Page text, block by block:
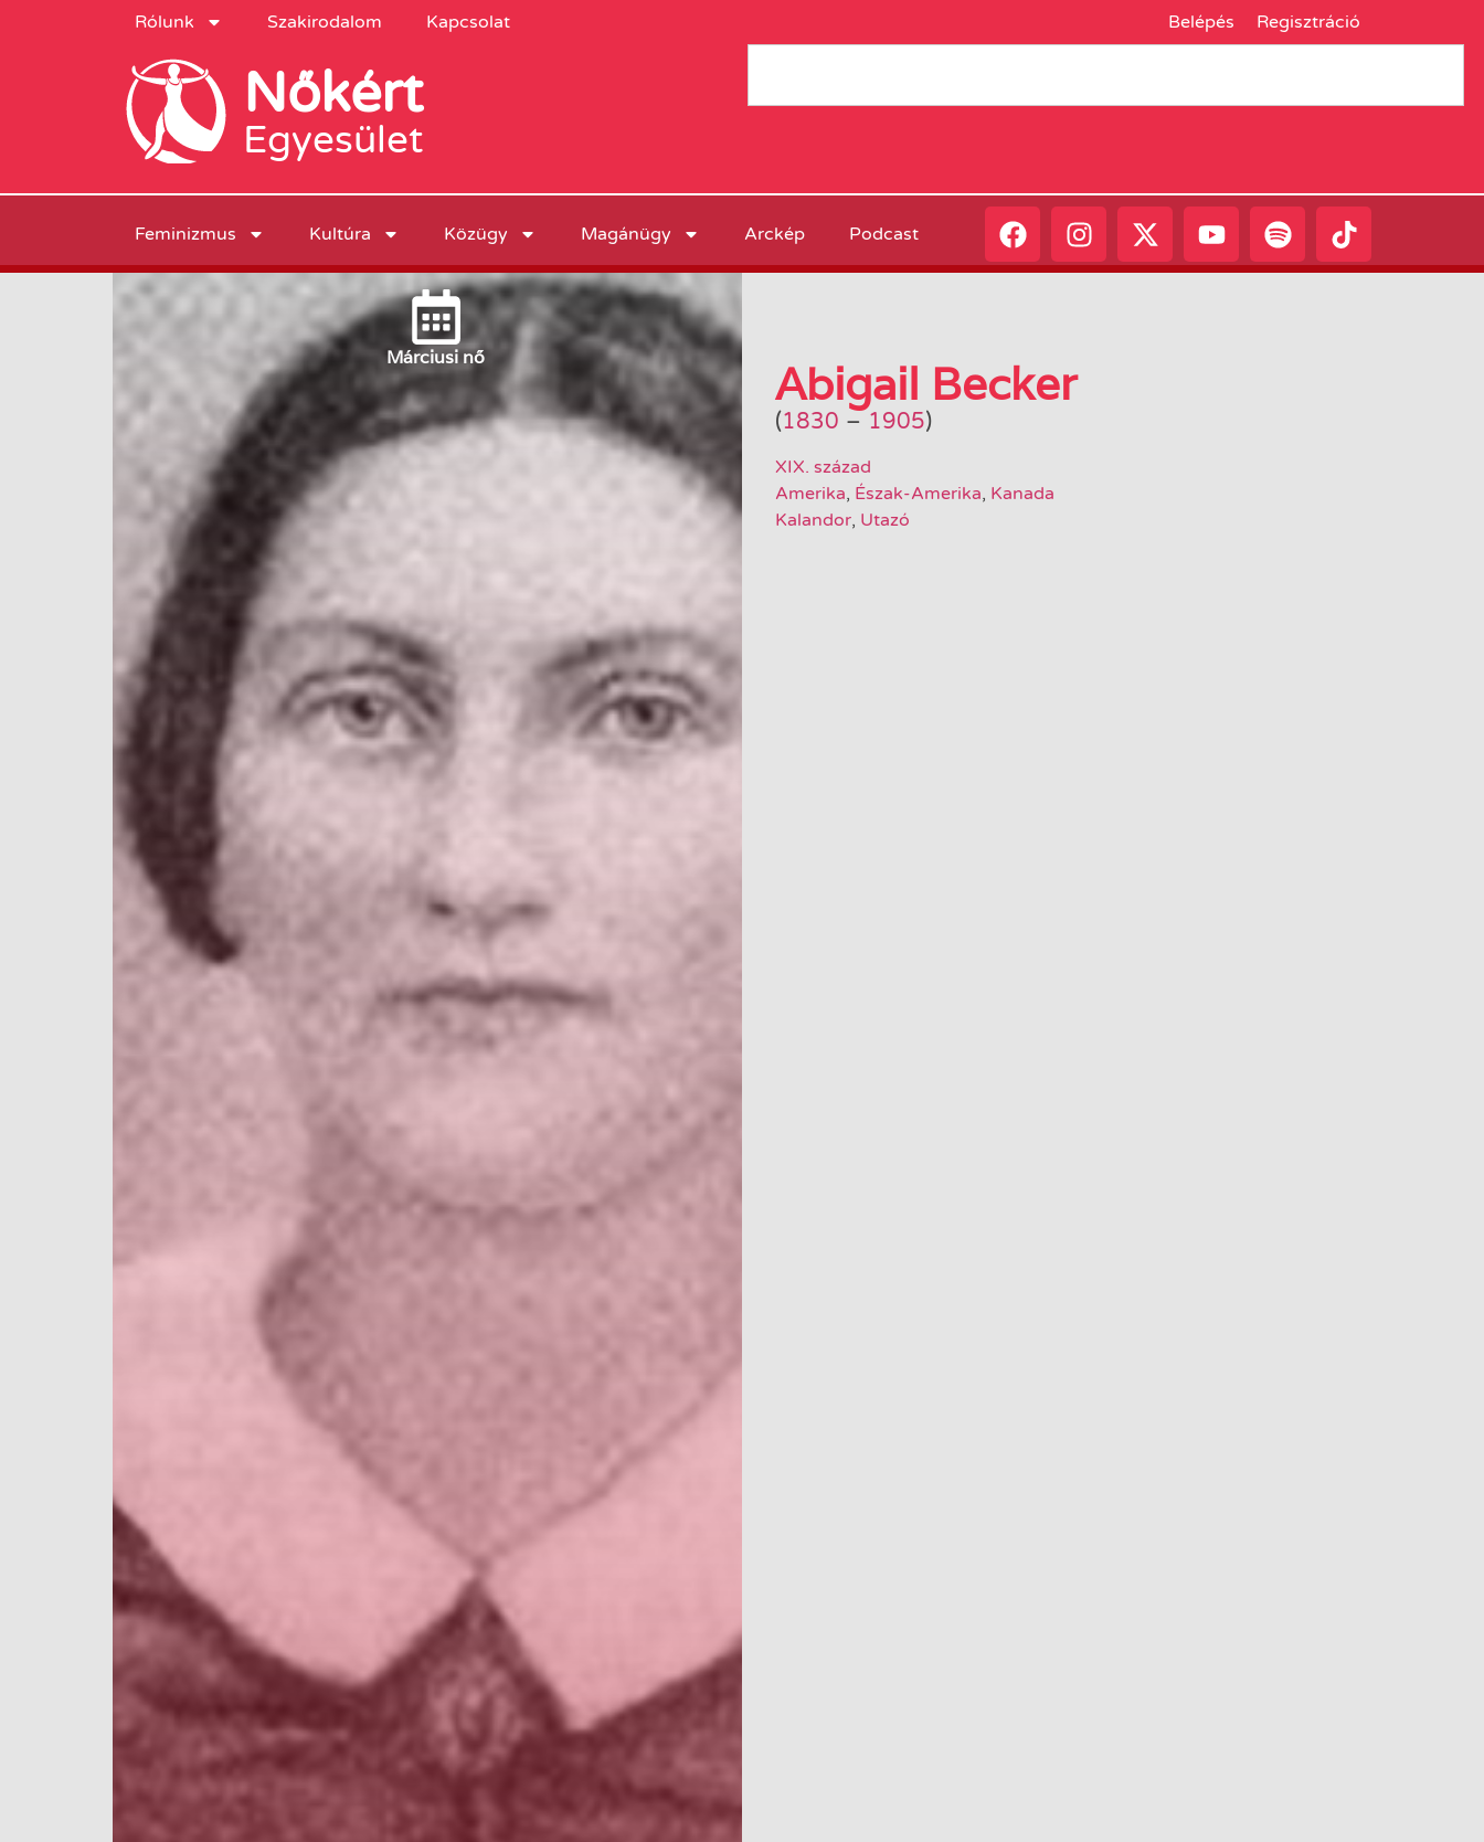
Rólunk Szakirodalom Kapcsolat Belépés Regisztráció
Nőkért
Egyesület
Feminizmus Kultúra Közügy Magánügy Arckép Podcast
Márciusi nő Abigail Becker
(1830 – 1905)
XIX. század
Amerika, Észak-Amerika, Kanada
Kalandor, Utazó